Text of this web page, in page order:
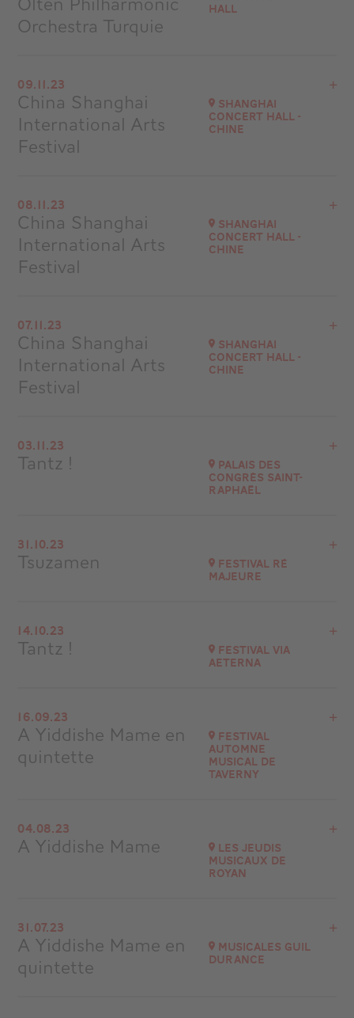
Orchestra Turquie
Hall
Istanbul - Turquie
Accéder au site
09.11.23
China Shanghai
International Arts
Festival
Shanghai
Concert Hall -
Chine
Shanghai Concert Hall
Chine
08.11.23
China Shanghai
International Arts
Festival
Shanghai
Concert Hall -
Chine
Shanghai Concert Hall
Chine
07.11.23
China Shanghai
International Arts
Festival
Shanghai
Concert Hall -
Chine
Shanghai Concert Hall
Chine
03.11.23
Tantz ! Palais des
Congrès Saint-
Raphaël
Palais des Congrès Saint-Raphaël
à 20H30
31.10.23
Tsuzamen Festival Ré
majeure
Ile-de-Ré
à 20H30
14.10.23
Tantz ! Festival Via
Aeterna
Mont-Saint-Michel
Accéder au site
16.09.23
A Yiddishe Mame en
quintette
Festival
Automne
musical de
Taverny
Festival Automne musical de Taverny
04.08.23
A Yiddishe Mame Les Jeudis
musicaux de
Royan
Royan (17)
à21H00
Accéder au site
31.07.23
A Yiddishe Mame en
quintette
Musicales Guil
Durance